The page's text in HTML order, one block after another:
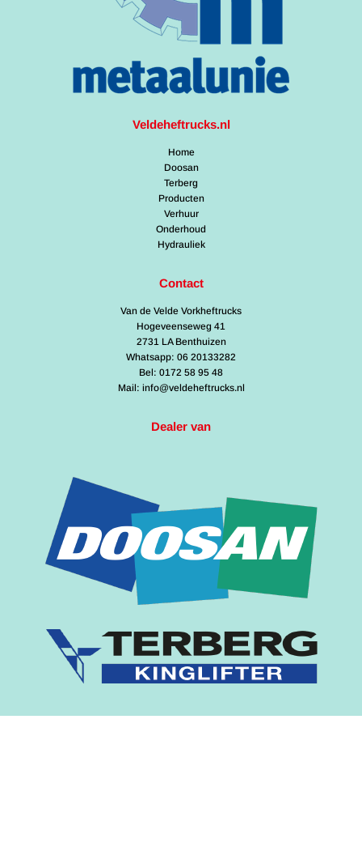
Veldeheftrucks.nl
Home
Doosan
Terberg
Producten
Verhuur
Onderhoud
Hydrauliek
Contact
Van de Velde Vorkheftrucks
Hogeveenseweg 41
2731 LA Benthuizen
Whatsapp: 06 20133282
Bel: 0172 58 95 48
Mail: info@veldeheftrucks.nl
Dealer van